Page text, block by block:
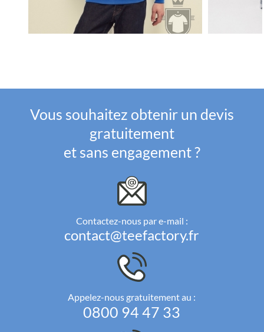
Vous souhaitez obtenir un devis
gratuitement
et sans engagement ?
Contactez-nous par e-mail :
contact@teefactory.fr
Appelez-nous gratuitement au :
0800 94 47 33